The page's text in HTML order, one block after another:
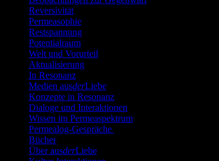
Reversivität
Permeasophie
Restspannung
Potentialraum
Welt und Vorurteil
Aktualisierung
In Resonanz
Medien ausderLiebe
Konzepte in Resonanz
Dialoge und Interaktionen
Wissen im Permeaspektrum
Permealog-Gespräche
Bücher
Über ausderLiebe